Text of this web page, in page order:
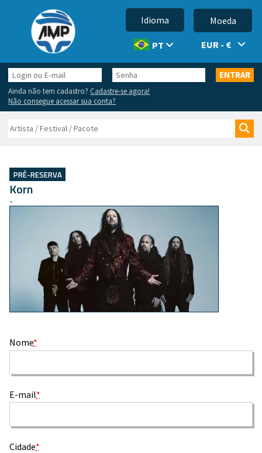
Idioma
PT
Moeda
EUR - €
Login
ou
E-
mail
Senha ENTRAR
Ainda não tem cadastro? Cadastre-se agora!
Não consegue acessar sua conta?
Buscar
PRÉ-RESERVA
Korn
-
Nome*
E-mail*
Cidade*